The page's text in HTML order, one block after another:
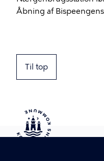
Åbning af
Til top